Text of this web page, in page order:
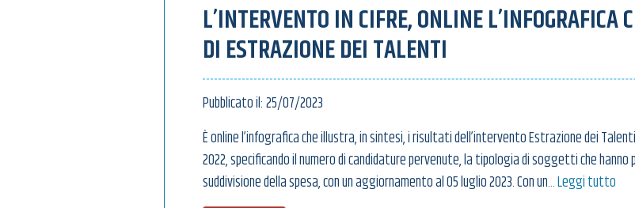
L’INTERVENTO IN CIFRE, ONLINE
DI ESTRAZIONE DEI TALENTI
Pubblicato il: 25/07/2023
È online l’infografica che illustra, in sintesi, i risultati dell’intervento Estrazione dei
2022, specificando il numero di candidature pervenute, la tipologia di soggetti che
suddivisione della spesa, con un aggiornamento al 05 luglio 2023. Con un… Leggi tutto